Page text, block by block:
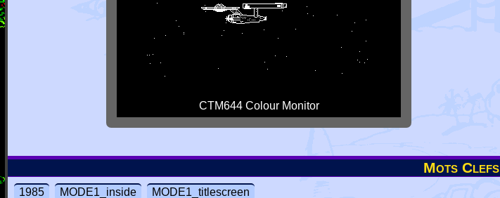
CTM644 Colour Monitor
Mots Clefs
1985 MODE1_inside MODE1_titlescreen